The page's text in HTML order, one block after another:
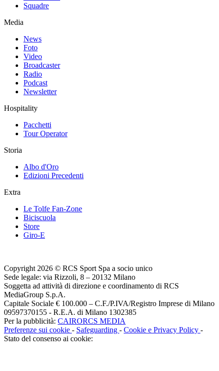
Squadre
Media
News
Foto
Video
Broadcaster
Radio
Podcast
Newsletter
Hospitality
Pacchetti
Tour Operator
Storia
Albo d'Oro
Edizioni Precedenti
Extra
Le Tolfe Fan-Zone
Biciscuola
Store
Giro-E
Copyright 2026 © RCS Sport Spa a socio unico
Sede legale: via Rizzoli, 8 – 20132 Milano
Soggetta ad attività di direzione e coordinamento di RCS
MediaGroup S.p.A.
Capitale Sociale € 100.000 – C.F./P.IVA/Registro Imprese di Milano
09597370155 - R.E.A. di Milano 1302385
Per la pubblicità: CAIRORCS MEDIA
Preferenze sui cookie - Safeguarding - Cookie e Privacy Policy -
Stato del consenso ai cookie: